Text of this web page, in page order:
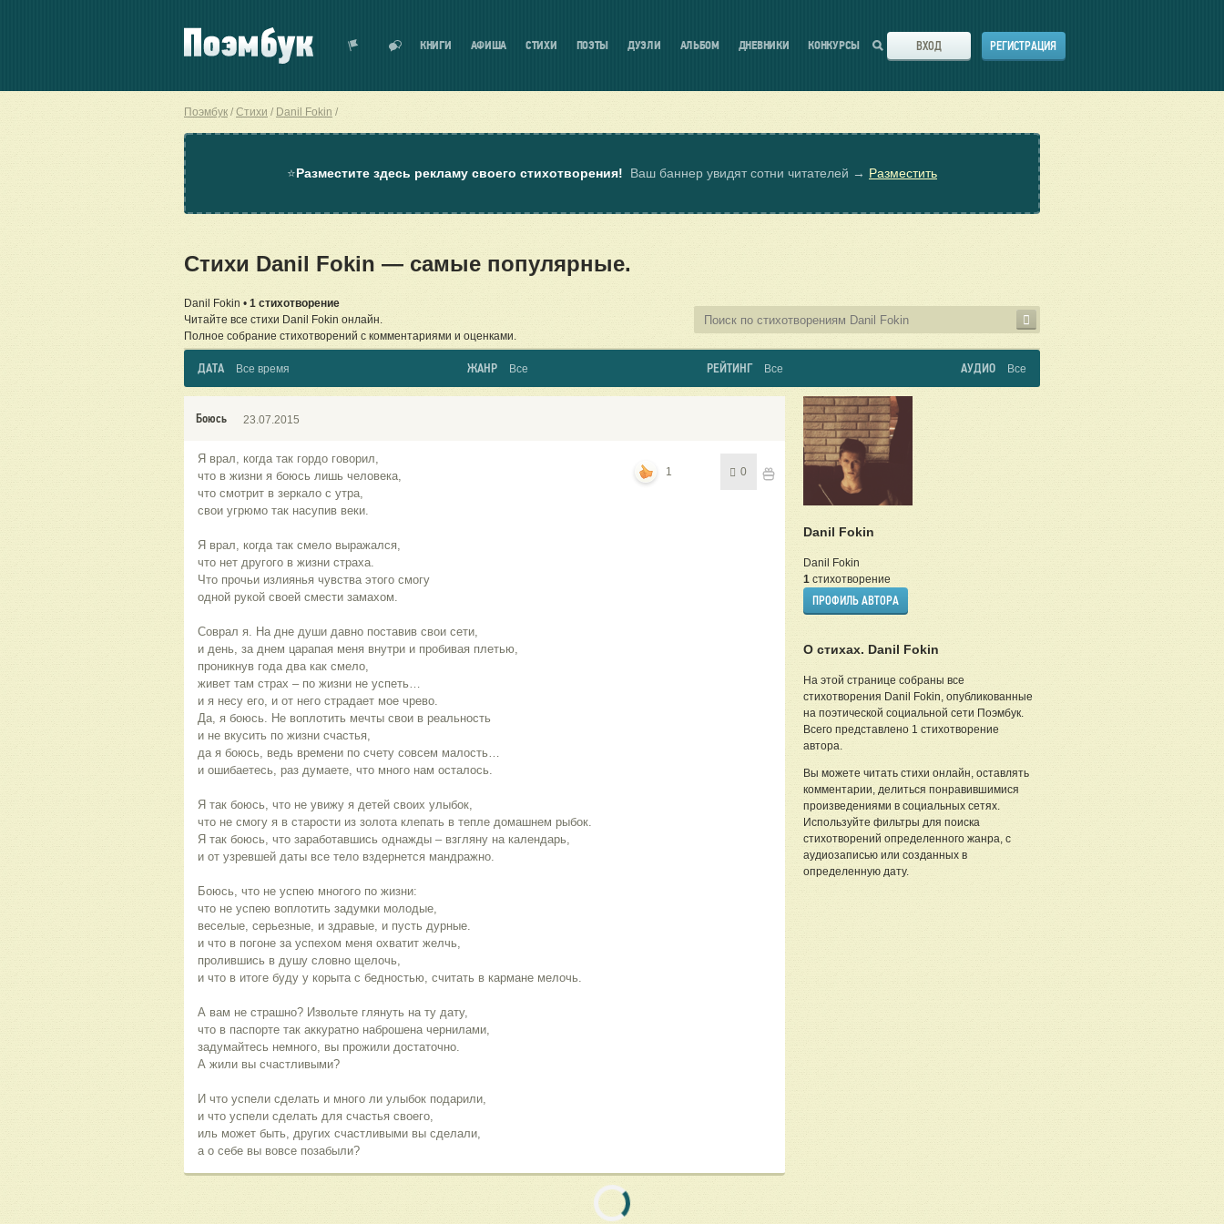
КНИГИ АФИША СТИХИ ПОЭТЫ ДУЭЛИ АЛЬБОМ ДНЕВНИКИ КОНКУРСЫ ВХОД РЕГИСТРАЦИЯ
Поэмбук Стихи Danil Fokin
⭐Разместите здесь рекламу своего стихотворения! Ваш баннер увидят сотни читателей → Разместить
Стихи Danil Fokin — самые популярные.
Danil Fokin • 1 стихотворение
Читайте все стихи Danil Fokin онлайн.
Полное собрание стихотворений с комментариями и оценками.
ДАТА Все время ЖАНР Все РЕЙТИНГ Все АУДИО Все
Боюсь 23.07.2015
Я врал, когда так гордо говорил,
что в жизни я боюсь лишь человека,
что смотрит в зеркало с утра,
свои угрюмо так насупив веки.
Я врал, когда так смело выражался,
что нет другого в жизни страха.
Что прочьи излиянья чувства этого смогу
одной рукой своей смести замахом.
Соврал я. На дне души давно поставив свои сети,
и день, за днем царапая меня внутри и пробивая плетью,
проникнув года два как смело,
живет там страх – по жизни не успеть…
и я несу его, и от него страдает мое чрево.
Да, я боюсь. Не воплотить мечты свои в реальность
и не вкусить по жизни счастья,
да я боюсь, ведь времени по счету совсем малость…
и ошибаетесь, раз думаете, что много нам осталось.
Я так боюсь, что не увижу я детей своих улыбок,
что не смогу я в старости из золота клепать в тепле домашнем рыбок.
Я так боюсь, что заработавшись однажды – взгляну на календарь,
и от узревшей даты все тело вздернется мандражно.
Боюсь, что не успею многого по жизни:
что не успею воплотить задумки молодые,
веселые, серьезные, и здравые, и пусть дурные.
и что в погоне за успехом меня охватит желчь,
пролившись в душу словно щелочь,
и что в итоге буду у корыта с бедностью, считать в кармане мелочь.
А вам не страшно? Извольте глянуть на ту дату,
что в паспорте так аккуратно наброшена чернилами,
задумайтесь немного, вы прожили достаточно.
А жили вы счастливыми?
И что успели сделать и много ли улыбок подарили,
и что успели сделать для счастья своего,
иль может быть, других счастливыми вы сделали,
а о себе вы вовсе позабыли?
1 0
Danil Fokin
Danil Fokin
1стихотворение
ПРОФИЛЬ АВТОРА
О стихах. Danil Fokin
На этой странице собраны все
стихотворения Danil Fokin, опубликованные
на поэтической социальной сети Поэмбук.
Всего представлено 1 стихотворение
автора.
Вы можете читать стихи онлайн, оставлять
комментарии, делиться понравившимися
произведениями в социальных сетях.
Используйте фильтры для поиска
стихотворений определенного жанра, с
аудиозаписью или созданных в
определенную дату.